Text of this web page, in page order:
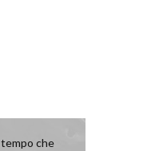
che